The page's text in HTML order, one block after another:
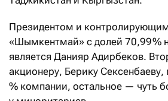
Президентом и
«Шымкентмай» с долей 70,99 %
является Данияр Адирбеков.
акционеру, Берику
% компании, остальное — чуть